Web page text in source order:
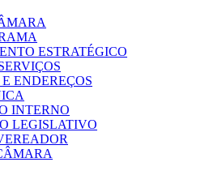
ESTRATÉGICO
ENDEREÇOS
INTERNO
LEGISLATIVO